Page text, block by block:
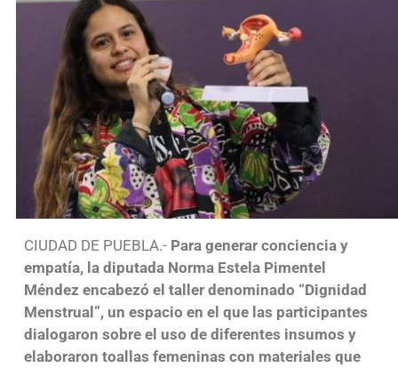
CIUDAD DE PUEBLA.- Para generar conciencia y
empatía, la diputada Norma Estela Pimentel
Méndez encabezó el taller denominado “Dignidad
Menstrual”, un espacio en el que las participantes
dialogaron sobre el uso de diferentes insumos y
elaboraron toallas femeninas con materiales que